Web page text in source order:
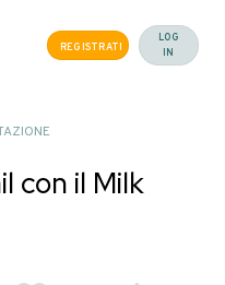
REGISTRATI
LOG
IN
con il Milk